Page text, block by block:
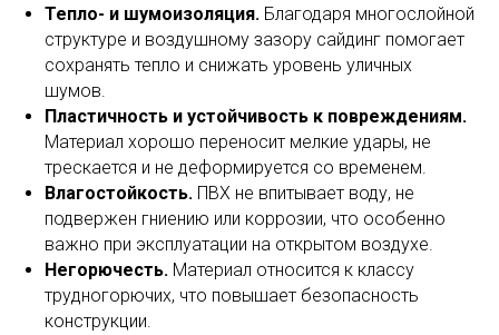
Тепло- и шумоизоляция. Благодаря многослойной
структуре и воздушному зазору сайдинг помогает
сохранять тепло и снижать уровень уличных
шумов.
Пластичность и устойчивость к повреждениям.
Материал хорошо переносит мелкие удары, не
трескается и не деформируется со временем.
Влагостойкость. ПВХ не впитывает воду, не
подвержен гниению или коррозии, что особенно
важно при эксплуатации на открытом воздухе.
Негорючесть. Материал относится к классу
трудногорючих, что повышает безопасность
конструкции.